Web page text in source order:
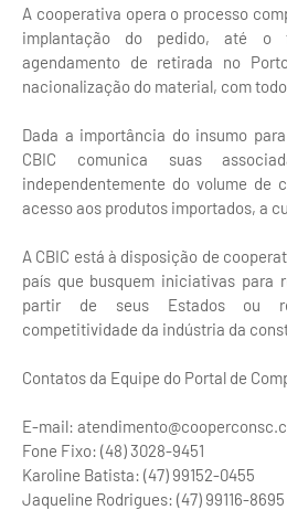
A cooperativa opera o processo
implantação do pedido, até o
agendamento de retirada no
nacionalização do material, com
Dada a importância do insumo
CBIC comunica suas
independentemente do volume de
acesso aos produtos importados, a
A CBIC está à disposição de
país que busquem iniciativas para
partir de seus Estados ou
competitividade da indústria da
Contatos da Equipe do Portal de
E-mail:
Fone Fixo: (48) 3028-9451
Karoline Batista: (47) 99152-0455
Jaqueline Rodrigues: (47) 99116-8695